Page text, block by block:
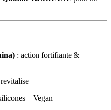
: action fortifiante &
– Vegan